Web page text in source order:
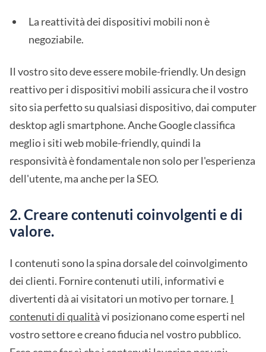
La reattività dei dispositivi mobili non è
negoziabile.
Il vostro sito deve essere mobile-friendly. Un design
reattivo per i dispositivi mobili assicura che il vostro
sito sia perfetto su qualsiasi dispositivo, dai computer
desktop agli smartphone. Anche Google classifica
meglio i siti web mobile-friendly, quindi la
responsività è fondamentale non solo per l'esperienza
dell'utente, ma anche per la SEO.
2. Creare contenuti coinvolgenti e di
valore.
I contenuti sono la spina dorsale del coinvolgimento
dei clienti. Fornire contenuti utili, informativi e
divertenti dà ai visitatori un motivo per tornare. I
contenuti di qualitàvi posizionano come esperti nel
vostro settore e creano fiducia nel vostro pubblico.